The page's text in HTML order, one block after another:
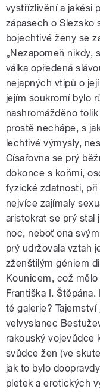
vystřízlivění a jakési
zápasech o Slezsko
bojechtivé ženy se
„Nezapomeň nikdy,
válka opředená
nejapných vtipů o
jejím soukromí bylo
nashromážděno
prostě nechápe, s
lechtivé výmysly,
Císařovna se prý
dokonce s koňmi,
fyzické zdatnosti,
nejvíce zajímaly
aristokrat se prý stal
noc, neboť ona
prý udržovala vztah
zženštilým géniem
Kounicem, což
Františka I.
té galerie?
velvyslanec
rakouský vojevůdce
svůdce žen (ve
jak to bylo
pletek a erotických